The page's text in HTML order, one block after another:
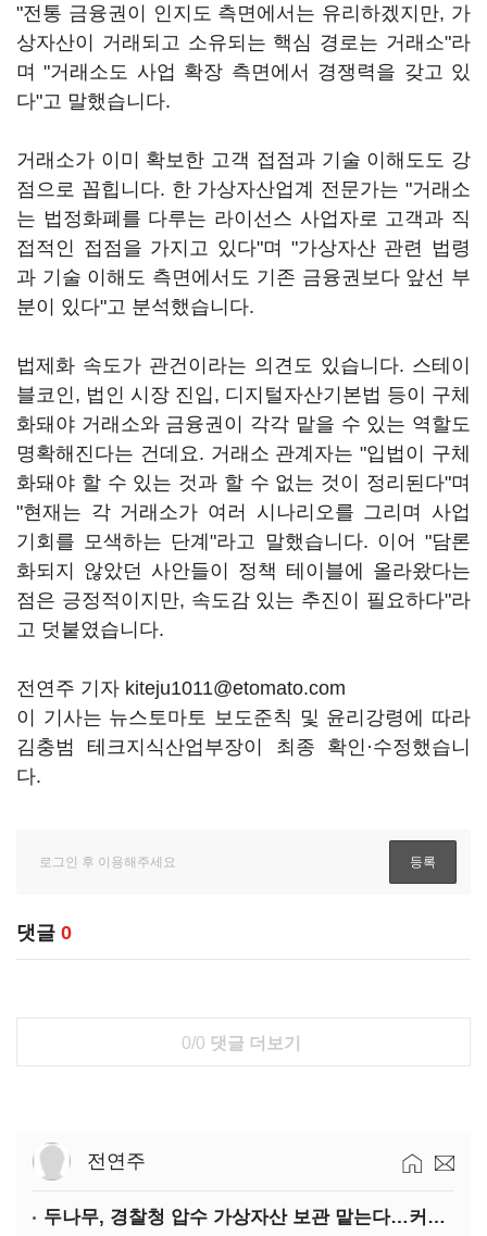
"전통 금융권이 인지도 측면에서는 유리하겠지만, 가
상자산이 거래되고 소유되는 핵심 경로는 거래소"라
며 "거래소도 사업 확장 측면에서 경쟁력을 갖고 있
다"고 말했습니다.
거래소가 이미 확보한 고객 접점과 기술 이해도도 강
점으로 꼽힙니다. 한 가상자산업계 전문가는 "거래소
는 법정화폐를 다루는 라이선스 사업자로 고객과 직
접적인 접점을 가지고 있다"며 "가상자산 관련 법령
과 기술 이해도 측면에서도 기존 금융권보다 앞선 부
분이 있다"고 분석했습니다.
법제화 속도가 관건이라는 의견도 있습니다. 스테이
블코인, 법인 시장 진입, 디지털자산기본법 등이 구체
화돼야 거래소와 금융권이 각각 맡을 수 있는 역할도
명확해진다는 건데요. 거래소 관계자는 "입법이 구체
화돼야 할 수 있는 것과 할 수 없는 것이 정리된다"며
"현재는 각 거래소가 여러 시나리오를 그리며 사업
기회를 모색하는 단계"라고 말했습니다. 이어 "담론
화되지 않았던 사안들이 정책 테이블에 올라왔다는
점은 긍정적이지만, 속도감 있는 추진이 필요하다"라
고 덧붙였습니다.
전연주 기자 kiteju1011@etomato.com
이 기사는 뉴스토마토 보도준칙 및 윤리강령에 따라
김충범 테크지식산업부장이 최종 확인·수정했습니
다.
댓글 0
0/0 댓글 더보기
전연주
두나무, 경찰청 압수 가상자산 보관 맡는다…커스터디 사업 최종 낙찰